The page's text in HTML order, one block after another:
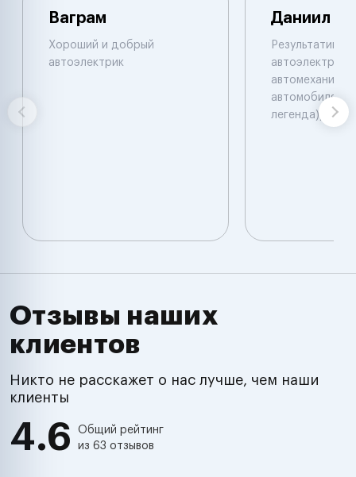
Ваграм
Хороший и добрый
автоэлектрик
Даниил
автоэлектрик и
автомеханик
автомобилям.
легенда))
Отзывы наших
клиентов
Никто не расскажет о нас лучше, чем наши
клиенты
4.6
Общий рейтинг
из 63 отзывов